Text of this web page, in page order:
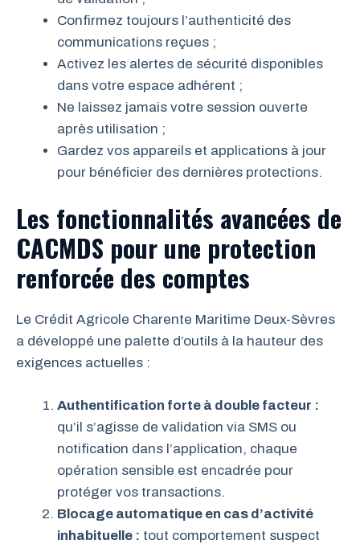
Confirmez toujours l’authenticité des
communications reçues ;
Activez les alertes de sécurité disponibles
dans votre espace adhérent ;
Ne laissez jamais votre session ouverte
après utilisation ;
Gardez vos appareils et applications à jour
pour bénéficier des dernières protections.
Les fonctionnalités avancées de
CACMDS pour une protection
renforcée des comptes
Le Crédit Agricole Charente Maritime Deux-Sèvres
a développé une palette d’outils à la hauteur des
exigences actuelles :
Authentification forte à double facteur :
qu’il s’agisse de validation via SMS ou
notification dans l’application, chaque
opération sensible est encadrée pour
protéger vos transactions.
Blocage automatique en cas d’activité
inhabituelle : tout comportement suspect